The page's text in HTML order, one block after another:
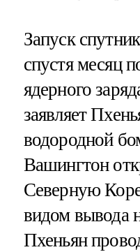
Запуск
спустя месяц
ядерного
заявляет
водородной
Вашингтон
Северную
видом вывода
Пхеньян